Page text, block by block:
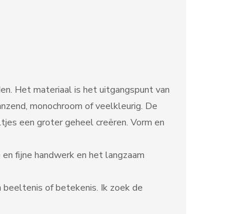
Het materiaal is het uitgangspunt van
monochroom of veelkleurig. De
een groter geheel creëren. Vorm en
fijne handwerk en het langzaam
beeltenis of betekenis. Ik zoek de